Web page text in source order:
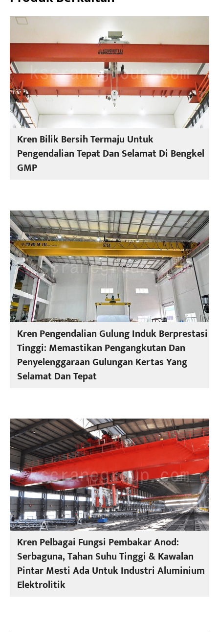
Kren Bilik Bersih Termaju Untuk
Pengendalian Tepat Dan Selamat Di Bengkel
GMP
Kren Pengendalian Gulung Induk Berprestasi
Tinggi: Memastikan Pengangkutan Dan
Penyelenggaraan Gulungan Kertas Yang
Selamat Dan Tepat
Kren Pelbagai Fungsi Pembakar Anod:
Serbaguna, Tahan Suhu Tinggi & Kawalan
Pintar Mesti Ada Untuk Industri Aluminium
Elektrolitik